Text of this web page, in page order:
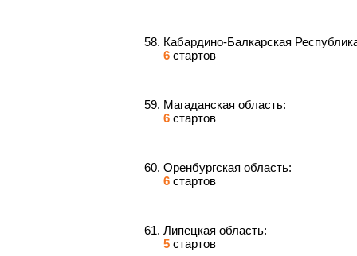
Кабардино-Балкарская
6 стартов
Магаданская область:
6 стартов
Оренбургская область:
6 стартов
Липецкая область:
5 стартов